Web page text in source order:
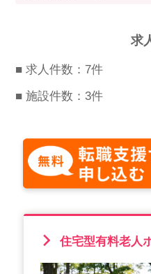
採用担当
紹介会社を使う
介護・看護
利
求
■ 求人件数：7件
■ 施設件数：3件
住宅型有料老人